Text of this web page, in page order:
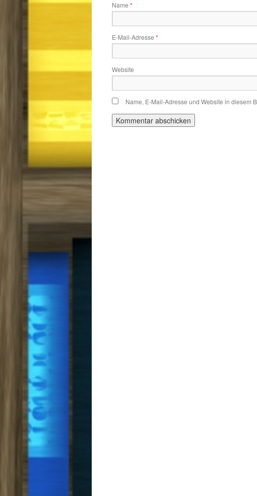
Name *
E-Mail-Adresse *
Website
Name, E-Mail-Adresse und Website in diesem